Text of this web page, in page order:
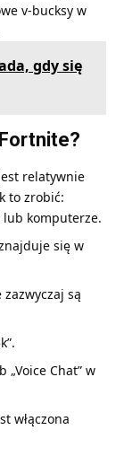
v-bucksy w
gdy się
relatywnie
to zrobić:
lub komputerze.
się w
są
„Voice Chat” w
włączona